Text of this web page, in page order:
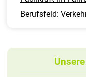
Berufsfeld: